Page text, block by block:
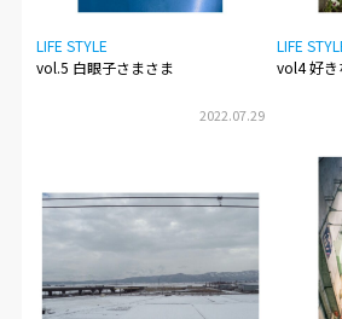
LIFE STYLE
vol.5 白眼子さまさま
2022.07.29
LIFE
vol4 好き